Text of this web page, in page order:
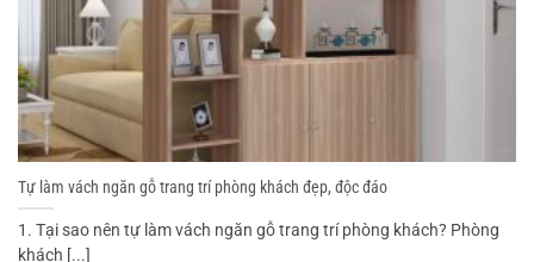
Tự làm vách ngăn gỗ trang trí phòng khách đẹp, độc đáo
1. Tại sao nên tự làm vách ngăn gỗ trang trí phòng khách? Phòng
khách [...]